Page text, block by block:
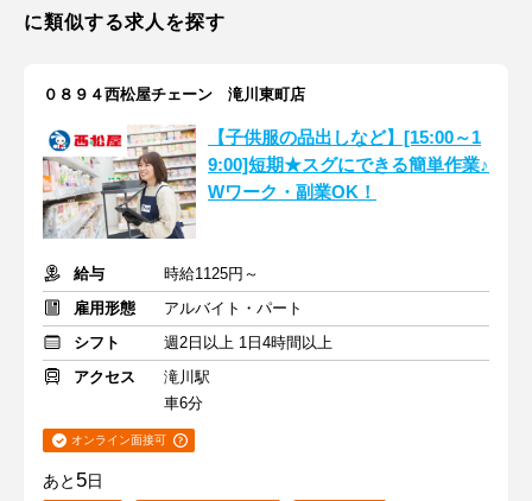
に類似する求人を探す
０８９４西松屋チェーン 滝川東町店
【子供服の品出しなど】[15:00～1
9:00]短期★スグにできる簡単作業♪
Wワーク・副業OK！
給与
時給1125円～
雇用形態
アルバイト・パート
シフト
週2日以上 1日4時間以上
アクセス
滝川駅
車6分
オンライン面接可
あと 5日